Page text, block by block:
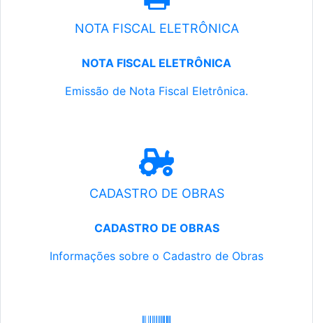
NOTA FISCAL ELETRÔNICA
NOTA FISCAL ELETRÔNICA
Emissão de Nota Fiscal Eletrônica.
CADASTRO DE OBRAS
CADASTRO DE OBRAS
Informações sobre o Cadastro de Obras